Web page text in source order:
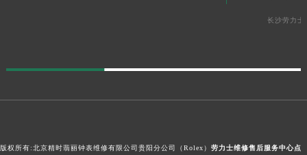
长沙劳力士
版权所有:北京精时翡丽钟表维修有限公司贵阳分公司（Rolex） 劳力士维修售后服务中心点